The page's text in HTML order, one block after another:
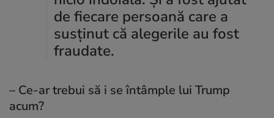
de fiecare persoană care a
susținut că alegerile au fost
fraudate.
– Ce-ar trebui să i se întâmple lui Trump
acum?